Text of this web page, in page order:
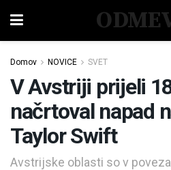
Domov NOVICE SVET
V Avstriji prijeli
načrtoval napad
Taylor Swift
Avstrijske oblasti so v